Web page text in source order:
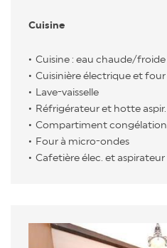
Cuisine
Cuisine : eau chaude/froide
Cuisinière électrique et four
Lave-vaisselle
Réfrigérateur et hotte aspir.
Compartiment congélation
Four à micro-ondes
Cafetière élec. et aspirateur